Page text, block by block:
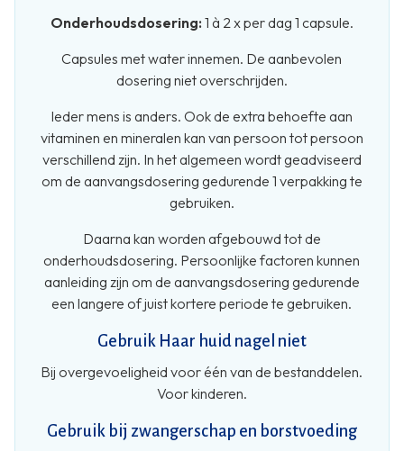
Onderhoudsdosering: 1 à 2 x per dag 1 capsule.
Capsules met water innemen. De aanbevolen
dosering niet overschrijden.
Ieder mens is anders. Ook de extra behoefte aan
vitaminen en mineralen kan van persoon tot persoon
verschillend zijn. In het algemeen wordt geadviseerd
om de aanvangsdosering gedurende 1 verpakking te
gebruiken.
Daarna kan worden afgebouwd tot de
onderhoudsdosering. Persoonlijke factoren kunnen
aanleiding zijn om de aanvangsdosering gedurende
een langere of juist kortere periode te gebruiken.
Gebruik Haar huid nagel niet
Bij overgevoeligheid voor één van de bestanddelen.
Voor kinderen.
Gebruik bij zwangerschap en borstvoeding